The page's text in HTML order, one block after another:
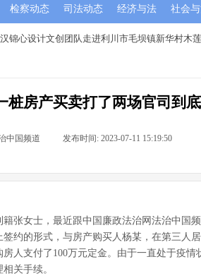
心设计文创团队走进利川市毛坝镇新华村木莲
检察动态 司法动态 经济与法 社会
桩房产买卖打了两场官司到
中国频道 发布时间: 2023-07-11 15:19:50
女士，最近跟中国廉政法治网法治中国频
约的形式，与房产购买人杨某，在第三人
人支付了100万元定金。由于一直处于疫
关手续。